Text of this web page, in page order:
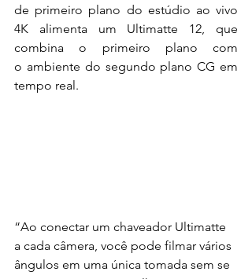
de primeiro plano do estúdio ao vivo
4K alimenta um Ultimatte 12, que
combina o primeiro plano com
o ambiente do segundo plano CG em
tempo real.
“Ao conectar um chaveador Ultimatte
a cada câmera, você pode filmar vários
ângulos em uma única tomada sem se